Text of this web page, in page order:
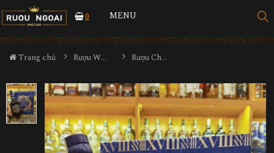
0 MENU
Trang chủ Rượu Whisky Rượu Chivas Regal 18YO Blue Hộp Quà 2024